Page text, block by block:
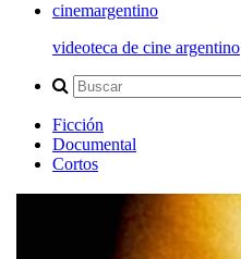
cinemargentino
videoteca de cine argentino
Ficción
Documental
Cortos